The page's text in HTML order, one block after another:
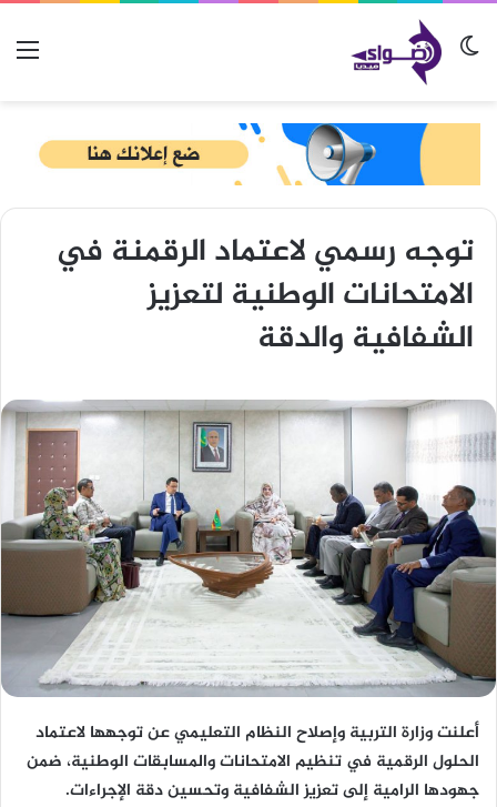
الوضع المظلم
توجه رسمي لاعتماد الرقمنة في
الامتحانات الوطنية لتعزيز
الشفافية والدقة
أعلنت وزارة التربية وإصلاح النظام التعليمي عن توجهها لاعتماد
الحلول الرقمية في تنظيم الامتحانات والمسابقات الوطنية، ضمن
جهودها الرامية إلى تعزيز الشفافية وتحسين دقة الإجراءات.